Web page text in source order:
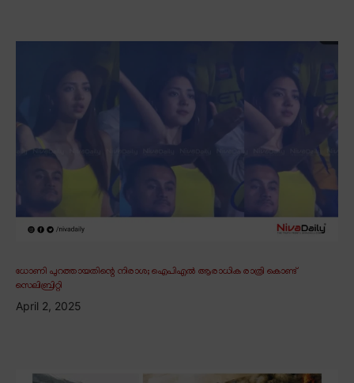
ധോണി പുറത്തായതിന്റെ നിരാശ; ഐപിഎൽ ആരാധിക രാത്രി കൊണ്ട്
സെലിബ്രിറ്റി
April 2, 2025